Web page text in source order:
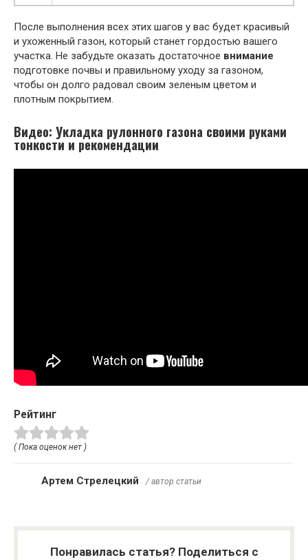
После выполнения всех этих шагов у вас будет красивый
и ухоженный газон, который станет гордостью вашего
участка. Не забудьте оказать достаточное внимание
подготовке почвы и правильному уходу за газоном,
чтобы он долго радовал своим зеленым цветом и
плотным покрытием.
Видео: Укладка рулонного газона своими руками
тонкости и рекомендации
Рейтинг
( Пока оценок нет )
Артем Стрелецкий / автор статьи
Понравилась статья? Поделиться с